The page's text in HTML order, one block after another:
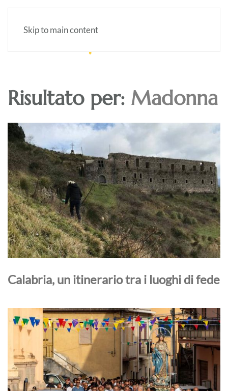
Skip to main content
Risultato per: Madonna
Calabria, un itinerario tra i luoghi di fede